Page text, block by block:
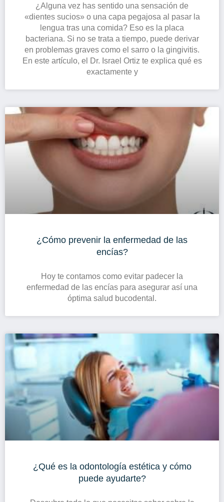
¿Alguna vez has sentido una sensación de
«dientes sucios» o una capa pegajosa al pasar la
lengua tras una comida? Eso es la placa
bacteriana. Si no se trata a tiempo, puede derivar
en problemas graves como el sarro o la gingivitis.
En este artículo, el Dr. Israel Ortiz te explica qué es
exactamente y
¿Cómo prevenir la enfermedad de las
encías?
Hoy te contamos como evitar padecer la
enfermedad de las encías para asegurar así una
óptima salud bucodental.
¿Qué es la odontología estética y cómo
puede ayudarte?